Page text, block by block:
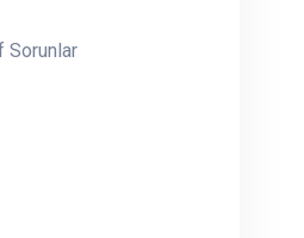
Sorunlar